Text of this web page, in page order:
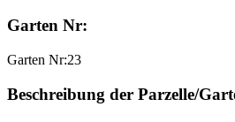
Garten Nr:
Garten Nr:23
Beschreibung der Parzelle/